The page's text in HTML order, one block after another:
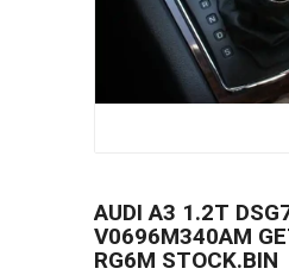
AUDI A3 1.2T
V0696M340AM
RG6M STOCK.BIN